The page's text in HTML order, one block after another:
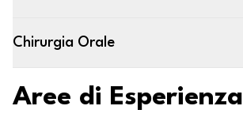
Chirurgia Orale
Aree di Esperienza